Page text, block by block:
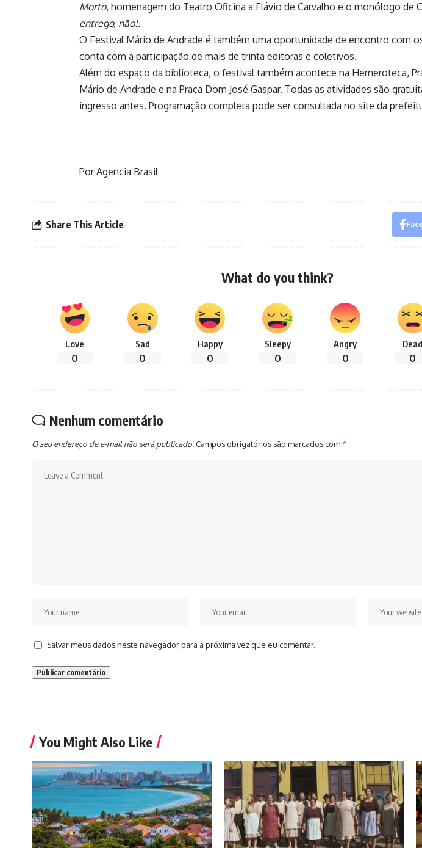
Morto, homenagem do Teatro Oficina a Flávio de Carvalho e o monólogo de
entrego, não!.
O Festival Mário de Andrade é também uma oportunidade de encontro com
conta com a participação de mais de trinta editoras e coletivos.
Além do espaço da biblioteca, o festival também acontece na Hemeroteca,
Mário de Andrade e na Praça Dom José Gaspar. Todas as atividades são
ingresso antes. Programação completa pode ser consultada no site da
Por Agencia Brasil
Share This Article
What do you think?
Love
0
Sad
0
Happy
0
Sleepy
0
Angry
0
Dead
0
Nenhum comentário
O seu endereço de e-mail não será publicado. Campos obrigatórios são marcados com*
Salvar meus dados neste navegador para a próxima vez que eu comentar.
You Might Also Like